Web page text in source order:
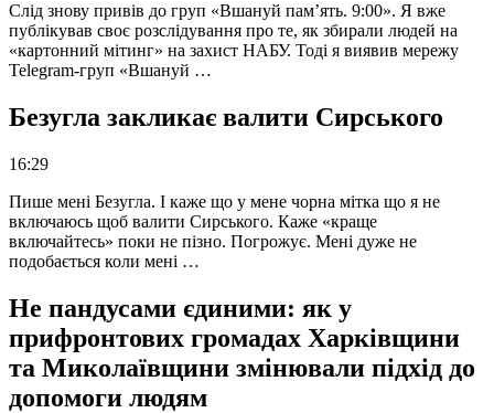
Слід знову привів до груп «Вшануй пам’ять. 9:00». Я вже
публікував своє розслідування про те, як збирали людей на
«картонний мітинг» на захист НАБУ. Тоді я виявив мережу
Telegram-груп «Вшануй …
Безугла закликає валити Сирського
16:29
Пише мені Безугла. І каже що у мене чорна мітка що я не
включаюсь щоб валити Сирського. Каже «краще
включайтесь» поки не пізно. Погрожує. Мені дуже не
подобається коли мені …
Не пандусами єдиними: як у
прифронтових громадах Харківщини
та Миколаївщини змінювали підхід до
допомоги людям